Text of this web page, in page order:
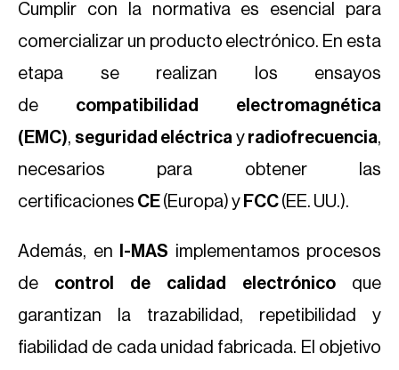
Cumplir con la normativa es esencial para
comercializar un producto electrónico. En esta
etapa se realizan los ensayos
de compatibilidad electromagnética
(EMC), seguridad eléctrica y radiofrecuencia,
necesarios para obtener las
certificaciones CE (Europa) y FCC (EE. UU.).
Además, en I-MAS implementamos procesos
de control de calidad electrónico que
garantizan la trazabilidad, repetibilidad y
fiabilidad de cada unidad fabricada. El objetivo